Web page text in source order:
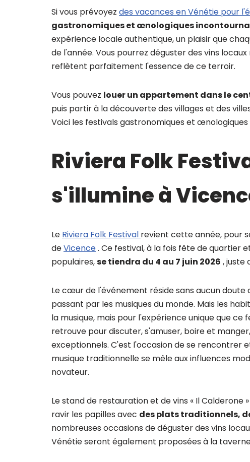
Si vous prévoyez des vacances en Vénétie pour
gastronomiques et œnologiques
expérience locale authentique, un plaisir que
de l'année. Vous pourrez déguster des vins
reflètent parfaitement l'essence de ce terroir.
Vous pouvez louer un appartement dans le
puis partir à la découverte des villages et des
Voici les festivals gastronomiques et
Riviera Folk
s'illumine à
Le Riviera Folk Festival revient cette année, pour
deVicence. Ce festival, à la fois fête de quartier
populaires,se tiendra du 4 au 7 juin 2026 , juste
Le cœur de l'événement réside sans aucun doute
passant par les musiques du monde. Mais les
la musique, mais pour l'expérience unique que
retrouve pour discuter, s'amuser, boire et
exceptionnels. C'est l'occasion de se rencontrer
musique traditionnelle se mêle aux influences
novateur.
Le stand de restauration et de vins « Il
ravir les papilles avec des plats traditionnels,
nombreuses occasions de déguster des vins
Vénétie seront également proposées à la